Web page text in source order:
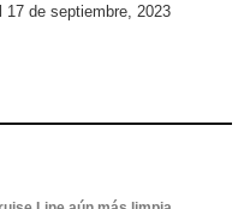
de septiembre, 2023